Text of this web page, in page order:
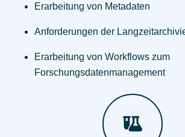
Erarbeitung von Metadaten
Anforderungen der
Erarbeitung von Workflows zum
Forschungsdatenmanagement